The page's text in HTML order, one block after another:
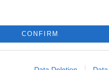
CONFIRM
περίπου 700
ότι το
ανασφάλεια στους